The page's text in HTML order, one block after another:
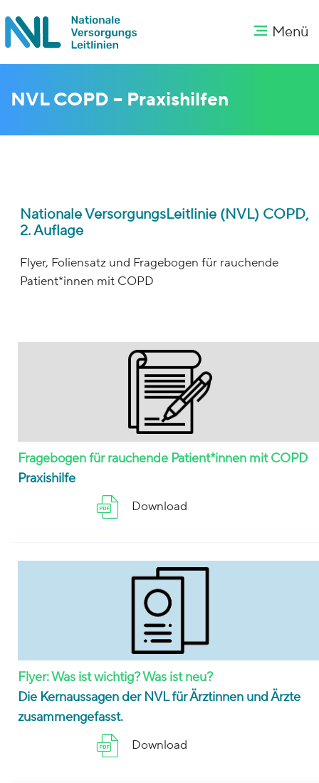
Menü
NVL COPD – Praxishilfen
Nationale VersorgungsLeitlinie (NVL) COPD,
2. Auflage
Flyer, Foliensatz und Fragebogen für rauchende
Patient*innen mit COPD
Fragebogen für rauchende Patient*innen mit COPD
Praxishilfe
Download
Flyer: Was ist wichtig? Was ist neu?
Die Kernaussagen der NVL für Ärztinnen und Ärzte
zusammengefasst.
Download